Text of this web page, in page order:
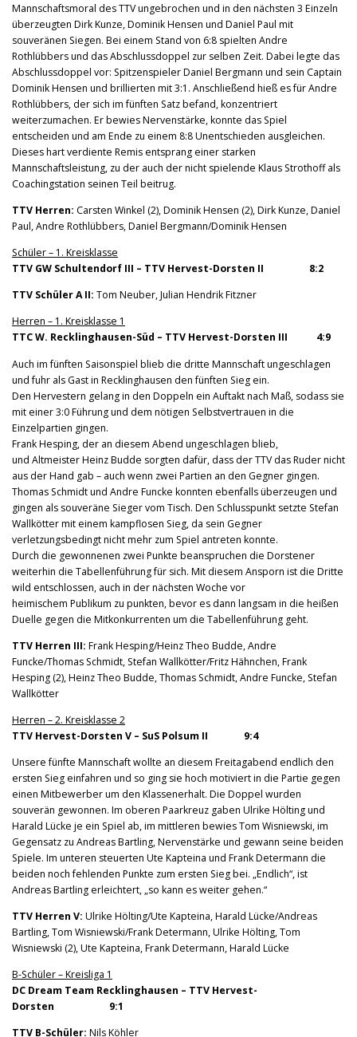
Mannschaftsmoral des TTV ungebrochen und in den nächsten 3 Einzeln
überzeugten Dirk Kunze, Dominik Hensen und Daniel Paul mit
souveränen Siegen. Bei einem Stand von 6:8 spielten Andre
Rothlübbers und das Abschlussdoppel zur selben Zeit. Dabei legte das
Abschlussdoppel vor: Spitzenspieler Daniel Bergmann und sein Captain
Dominik Hensen und brillierten mit 3:1. Anschließend hieß es für Andre
Rothlübbers, der sich im fünften Satz befand, konzentriert
weiterzumachen. Er bewies Nervenstärke, konnte das Spiel
entscheiden und am Ende zu einem 8:8 Unentschieden ausgleichen.
Dieses hart verdiente Remis entsprang einer starken
Mannschaftsleistung, zu der auch der nicht spielende Klaus Strothoff als
Coachingstation seinen Teil beitrug.
TTV Herren: Carsten Winkel (2), Dominik Hensen (2), Dirk Kunze, Daniel
Paul, Andre Rothlübbers, Daniel Bergmann/Dominik Hensen
Schüler – 1. Kreisklasse
TTV GW Schultendorf III – TTV Hervest-Dorsten II 8:2
TTV Schüler A II: Tom Neuber, Julian Hendrik Fitzner
Herren – 1. Kreisklasse 1
TTC W. Recklinghausen-Süd – TTV Hervest-Dorsten III 4:9
Auch im fünften Saisonspiel blieb die dritte Mannschaft ungeschlagen
und fuhr als Gast in Recklinghausen den fünften Sieg ein.
Den Hervestern gelang in den Doppeln ein Auftakt nach Maß, sodass sie
mit einer 3:0 Führung und dem nötigen Selbstvertrauen in die
Einzelpartien gingen.
Frank Hesping, der an diesem Abend ungeschlagen blieb,
und Altmeister Heinz Budde sorgten dafür, dass der TTV das Ruder nicht
aus der Hand gab – auch wenn zwei Partien an den Gegner gingen.
Thomas Schmidt und Andre Funcke konnten ebenfalls überzeugen und
gingen als souveräne Sieger vom Tisch. Den Schlusspunkt setzte Stefan
Wallkötter mit einem kampflosen Sieg, da sein Gegner
verletzungsbedingt nicht mehr zum Spiel antreten konnte.
Durch die gewonnenen zwei Punkte beanspruchen die Dorstener
weiterhin die Tabellenführung für sich. Mit diesem Ansporn ist die Dritte
wild entschlossen, auch in der nächsten Woche vor
heimischem Publikum zu punkten, bevor es dann langsam in die heißen
Duelle gegen die Mitkonkurrenten um die Tabellenführung geht.
TTV Herren III: Frank Hesping/Heinz Theo Budde, Andre
Funcke/Thomas Schmidt, Stefan Wallkötter/Fritz Hähnchen, Frank
Hesping (2), Heinz Theo Budde, Thomas Schmidt, Andre Funcke, Stefan
Wallkötter
Herren – 2. Kreisklasse 2
TTV Hervest-Dorsten V – SuS Polsum II 9:4
Unsere fünfte Mannschaft wollte an diesem Freitagabend endlich den
ersten Sieg einfahren und so ging sie hoch motiviert in die Partie gegen
einen Mitbewerber um den Klassenerhalt. Die Doppel wurden
souverän gewonnen. Im oberen Paarkreuz gaben Ulrike Hölting und
Harald Lücke je ein Spiel ab, im mittleren bewies Tom Wisniewski, im
Gegensatz zu Andreas Bartling, Nervenstärke und gewann seine beiden
Spiele. Im unteren steuerten Ute Kapteina und Frank Determann die
beiden noch fehlenden Punkte zum ersten Sieg bei. „Endlich“, ist
Andreas Bartling erleichtert, „so kann es weiter gehen.“
TTV Herren V: Ulrike Hölting/Ute Kapteina, Harald Lücke/Andreas
Bartling, Tom Wisniewski/Frank Determann, Ulrike Hölting, Tom
Wisniewski (2), Ute Kapteina, Frank Determann, Harald Lücke
B-Schüler – Kreisliga 1
DC Dream Team Recklinghausen – TTV Hervest-
Dorsten 9:1
TTV B-Schüler: Nils Köhler